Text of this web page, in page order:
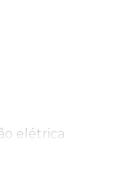
elétrica